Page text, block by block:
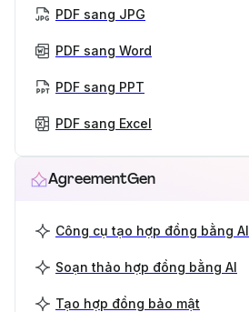
PDF sang JPG
PDF sang Word
PDF sang PPT
PDF sang Excel
AgreementGen
Công cụ tạo hợp đồng bằng AI
Soạn thảo hợp đồng bằng AI
Tạo hợp đồng bảo mật